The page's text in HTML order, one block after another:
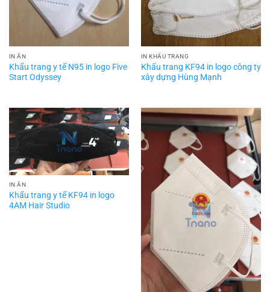
IN ẤN
Khẩu trang y tế N95 in logo Five
Start Odyssey
IN KHẨU TRANG
Khẩu trang KF94 in logo công ty
xây dựng Hùng Mạnh
IN ẤN
Khẩu trang y tế KF94 in logo
4AM Hair Studio